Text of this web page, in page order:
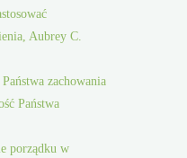
Aubrey C.
zachowania
Państwa
porządku w